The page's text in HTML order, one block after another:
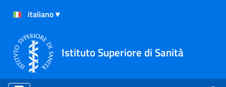
Istituto Superiore di Sanità